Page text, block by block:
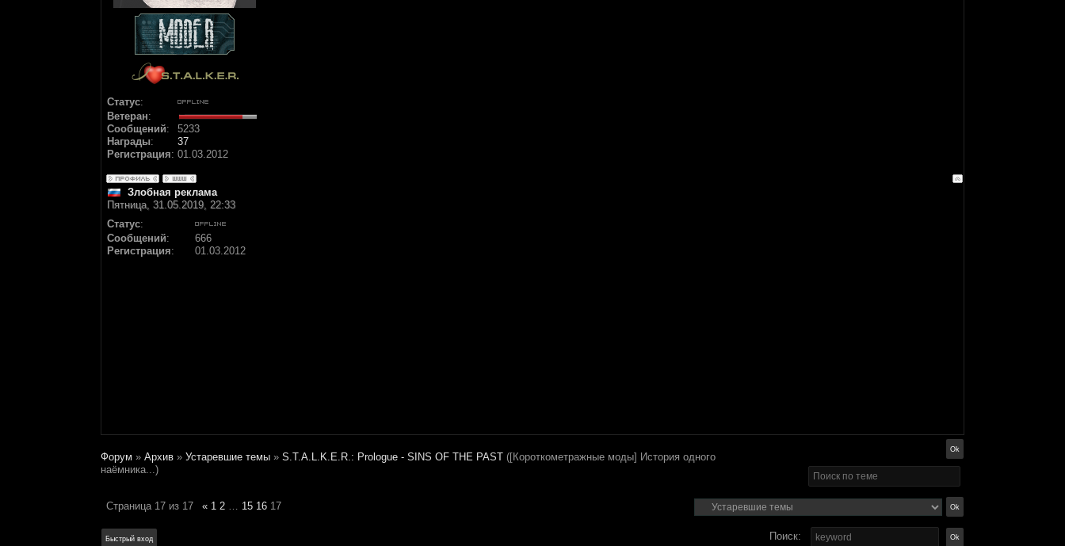
Статус:
Ветеран:
Сообщений:
5233
Награды:
37
Регистрация: 01.03.2012
Злобная реклама
Пятница, 31.05.2019, 22:33
Статус:
Сообщений:
666
Регистрация: 01.03.2012
Форум » Архив » Устаревшие темы » S.T.A.L.K.E.R.: Prologue - SINS OF THE PAST ([Короткометражные моды] История одного
наёмника...)
Страница 17 из 17 « 1 2 … 15 16 17
Поиск: